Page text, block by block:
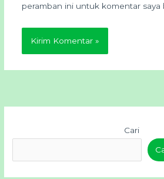
Cari
peramban ini untuk komentar saya